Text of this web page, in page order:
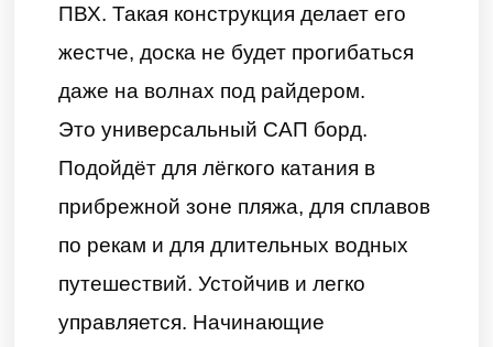
ПВХ. Такая конструкция делает его
жестче, доска не будет прогибаться
даже на волнах под райдером.
Это универсальный САП борд.
Подойдёт для лёгкого катания в
прибрежной зоне пляжа, для сплавов
по рекам и для длительных водных
путешествий. Устойчив и легко
управляется. Начинающие